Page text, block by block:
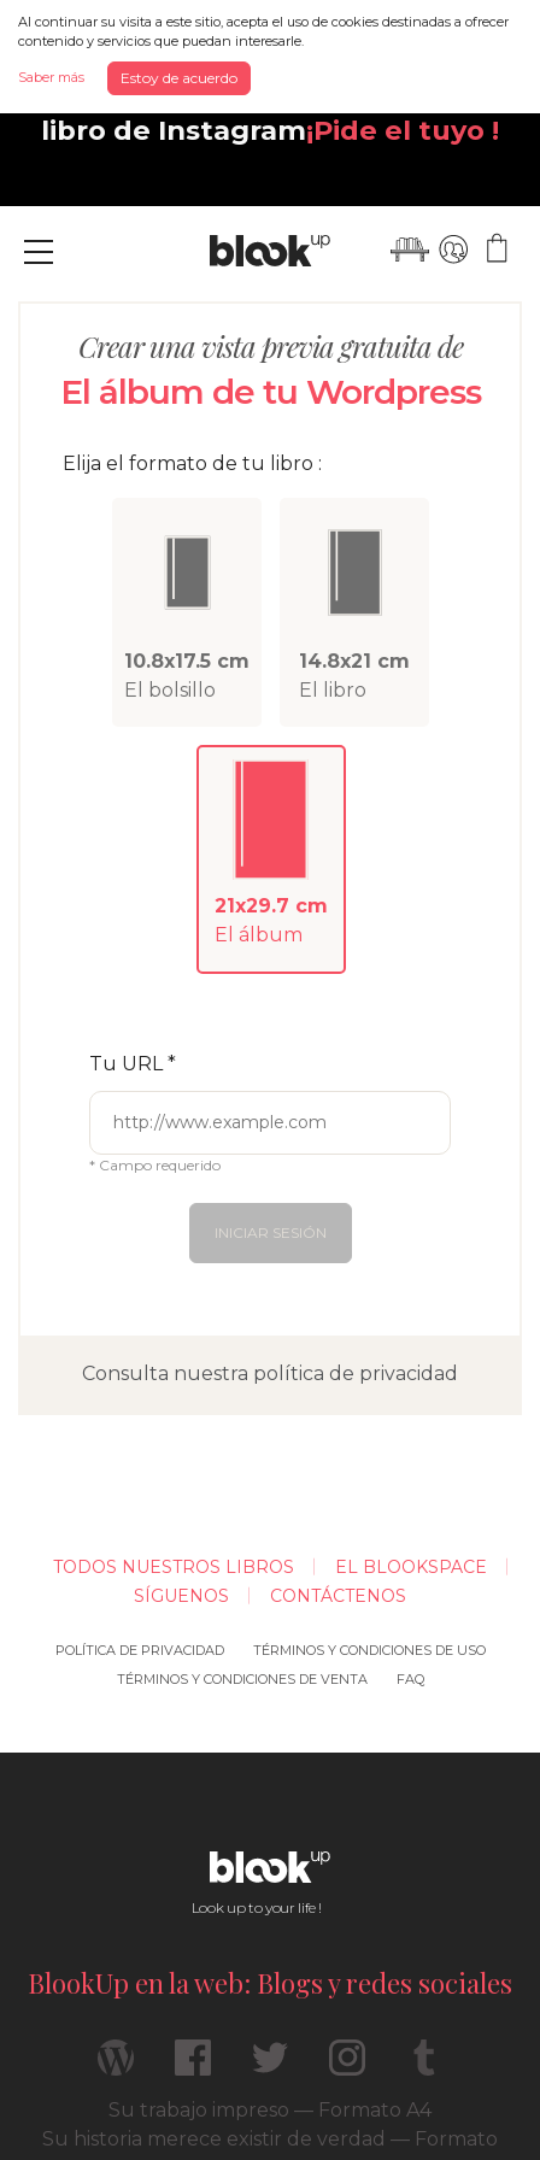
Al continuar su visita a este sitio, acepta el uso de cookies destinadas a ofrecer
contenido y servicios que puedan interesarle.
Saber más Estoy de acuerdo
Descubra tu nuevo y magnífico
libro de Instagram¡Pide el tuyo !
Menu
Crear una vista previa gratuita de
El álbum de tu Wordpress
Elija el formato de tu libro :
10.8x17.5 cm
El bolsillo
14.8x21 cm
El libro
21x29.7 cm
El álbum
Tu URL *
* Campo requerido
INICIAR SESIÓN
Consulta nuestra política de privacidad
TODOS NUESTROS LIBROS
EL BLOOKSPACE
SÍGUENOS
CONTÁCTENOS
POLÍTICA DE PRIVACIDAD
TÉRMINOS Y CONDICIONES DE USO
TÉRMINOS Y CONDICIONES DE VENTA
FAQ
Look up to your life !
BlookUp en la web: Blogs y redes sociales
Su trabajo impreso — Formato A4
Su historia merece existir de verdad — Formato